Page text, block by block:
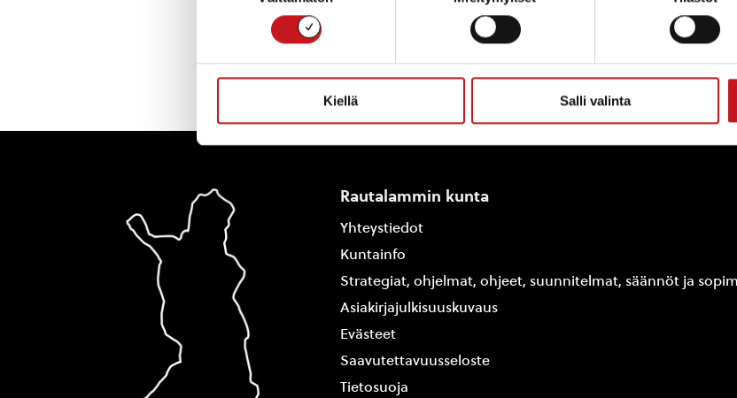
Kiellä Salli valinta
Rautalammin kunta
Yhteystiedot
Kuntainfo
Strategiat, ohjelmat, ohjeet, suunnitelmat, säännöt ja
Asiakirjajulkisuuskuvaus
Evästeet
Saavutettavuusseloste
Tietosuoja